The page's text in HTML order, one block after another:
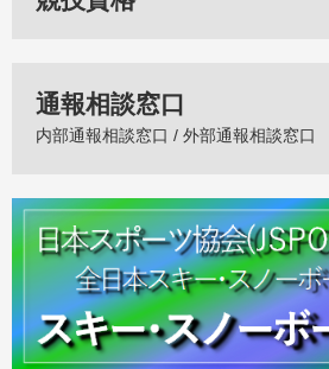
通報相談窓口
内部通報相談窓口 / 外部通報相談窓口